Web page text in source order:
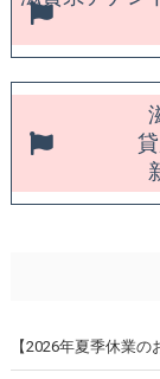
【2026年夏季休業